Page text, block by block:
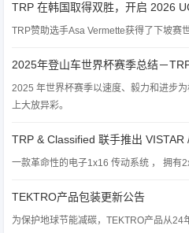
TRP 在韩国取得双胜，开启 2026
TRP赞助选手Asa Vermette获得了下坡赛
2025年登山车世界杯赛季总结－
2025 年世界杯赛季以速度、毅力和进步
上大放异彩。
TRP & Classified 联手推出
一款革命性的电子1x16 传动系统 ， 拥有
TEKTRO产品包装更新公告
为保护地球节能减碳，TEKTRO产品从24